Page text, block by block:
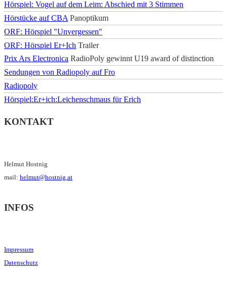
Hörspiel: Vogel auf dem Leim: Abschied mit 3 Stimmen
Hörstücke auf CBA Panoptikum
ORF: Hörspiel "Unvergessen"
ORF: Hörspiel Er+Ich Trailer
Prix Ars Electronica RadioPoly gewinnt U19 award of distinction
Sendungen von Radiopoly auf Fro
Radiopoly
Hörspiel:Er+ich:Leichenschmaus für Erich
KONTAKT
Helmut Hostnig
mail: helmut@hostnig.at
INFOS
Impressum
Datenschutz